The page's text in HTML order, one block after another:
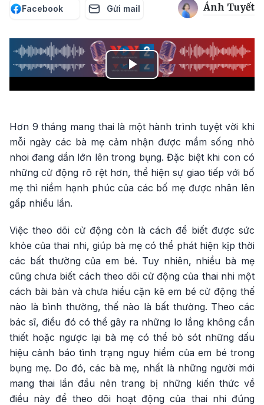
Facebook Gửi mail Ánh Tuyết
Play
Hơn 9 tháng mang thai là một hành trình tuyệt vời khi
mỗi ngày các bà mẹ cảm nhận được mầm sống nhỏ
nhoi đang dần lớn lên trong bụng. Đặc biệt khi con có
những cử động rõ rệt hơn, thể hiện sự giao tiếp với bố
mẹ thì niềm hạnh phúc của các bố mẹ được nhân lên
gấp nhiều lần.
Việc theo dõi cử động còn là cách để biết được sức
khỏe của thai nhi, giúp bà mẹ có thể phát hiện kịp thời
các bất thường của em bé. Tuy nhiên, nhiều bà mẹ
cũng chưa biết cách theo dõi cử động của thai nhi một
cách bài bản và chưa hiểu cặn kẽ em bé cử động thế
nào là bình thường, thế nào là bất thường. Theo các
bác sĩ, điều đó có thể gây ra những lo lắng không cần
thiết hoặc ngược lại bà mẹ có thể bỏ sót những dấu
hiệu cảnh báo tình trạng nguy hiểm của em bé trong
bụng mẹ. Do đó, các bà mẹ, nhất là những người mới
mang thai lần đầu nên trang bị những kiến thức về
điều này để theo dõi hoạt động của thai nhi đúng